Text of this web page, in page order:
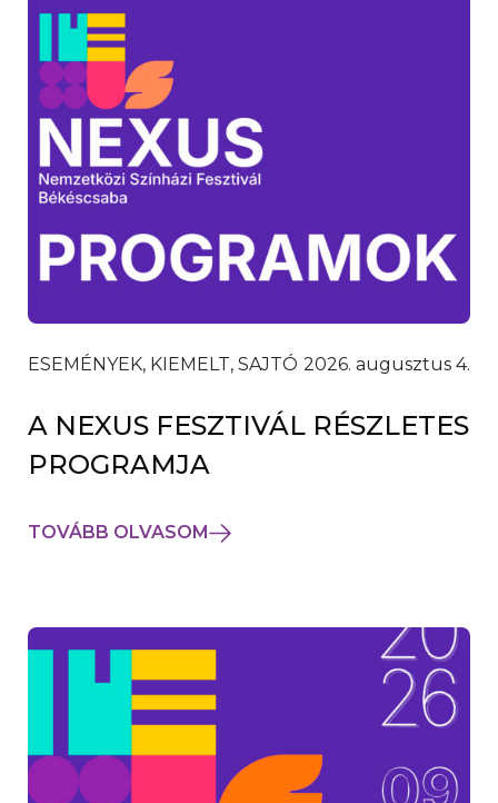
ESEMÉNYEK, KIEMELT, SAJTÓ 2026. augusztus 4.
A NEXUS FESZTIVÁL RÉSZLETES
PROGRAMJA
TOVÁBB OLVASOM